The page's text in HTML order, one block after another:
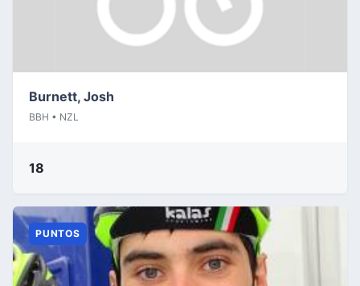
Burnett, Josh
BBH • NZL
18
PUNTOS